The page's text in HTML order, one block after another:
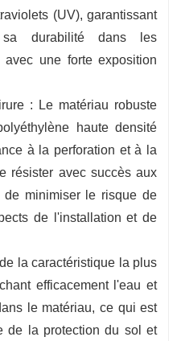
(UV), garantissant
durabilité dans les
avec une forte exposition
: Le matériau robuste
haute densité
à la perforation et à la
résister avec succès aux
de minimiser le risque de
de l'installation et de
la caractéristique la plus
efficacement l'eau et
le matériau, ce qui est
de la protection du sol et